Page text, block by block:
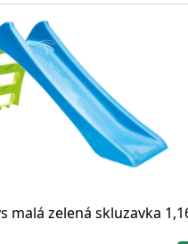
malá zelená skluzavka